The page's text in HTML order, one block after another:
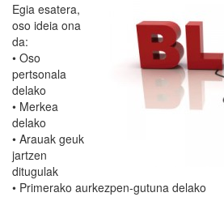
Egia esatera,
oso ideia ona
da:
• Oso
pertsonala
delako
• Merkea
delako
• Arauak geuk
jartzen
ditugulak
• Primerako aurkezpen-gutuna delako